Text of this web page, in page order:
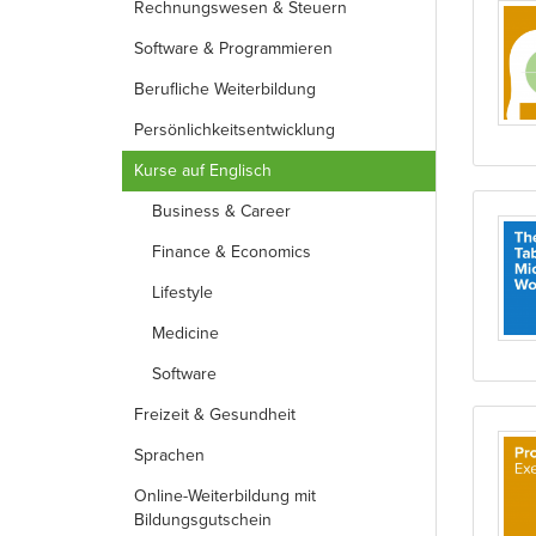
Rechnungs­wesen & Steuern
Software & Programmieren
Berufliche Weiterbildung
Persönlichkeits­entwicklung
Kurse auf Englisch
Business & Career
Finance & Economics
Lifestyle
Medicine
Software
Freizeit & Gesundheit
Sprachen
Online-Weiterbildung mit
Bildungsgutschein